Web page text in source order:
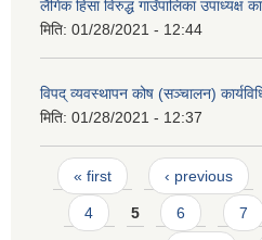
लैंगिक हिंसा विरुद्ध गाउँपालिका उपाध्यक्ष
मिति: 01/28/2021 - 12:44
विपद् व्यवस्थापन कोष (सञ्चालन)
मिति: 01/28/2021 - 12:37
Pages
« first ‹ previous
4 5 6 7